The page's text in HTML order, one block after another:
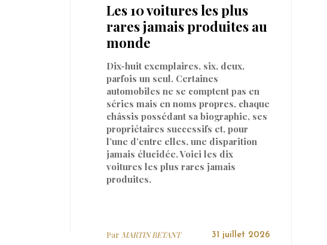
Les 10 voitures les plus
rares jamais produites au
monde
Dix-huit exemplaires, six, deux,
parfois un seul. Certaines
automobiles ne se comptent pas en
séries mais en noms propres, chaque
châssis possédant sa biographie, ses
propriétaires successifs et, pour
l’une d’entre elles, une disparition
jamais élucidée. Voici les dix
voitures les plus rares jamais
produites.
Par MARTIN BETANT 31 juillet 2026